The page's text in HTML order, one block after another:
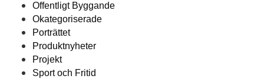
Offentligt Byggande
Okategoriserade
Porträttet
Produktnyheter
Projekt
Sport och Fritid